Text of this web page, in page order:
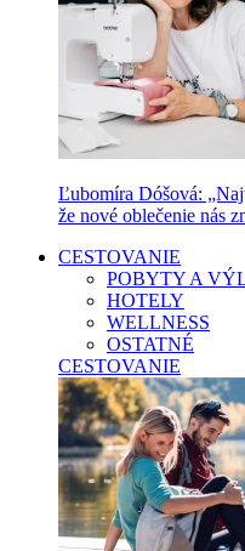
Ľubomíra Dóšová:
že nové oblečenie nás
CESTOVANIE
POBYTY A
HOTELY
WELLNESS
OSTATNÉ
CESTOVANIE